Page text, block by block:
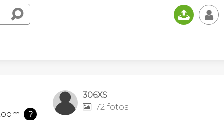
📤 👤
?
306XS
 72 fotos